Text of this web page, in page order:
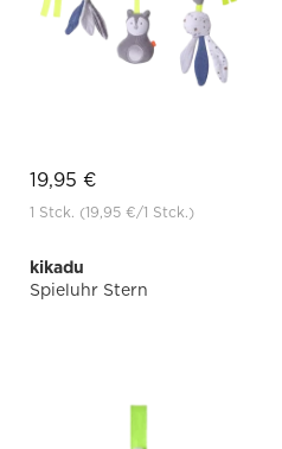
19,95 €
1 Stck. (19,95 €/1 Stck.)
kikadu
Spieluhr Stern